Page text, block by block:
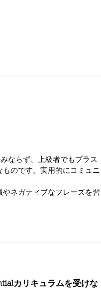
ならず、上級者でもプラス
のです。実用的にコミュニ
ネガティブなフレーズを習
カリキュラムを受けな